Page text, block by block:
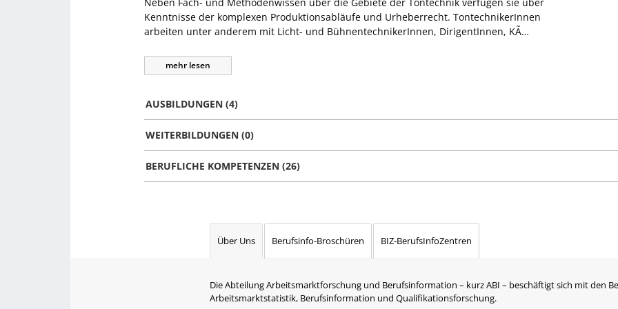
Kenntnisse der komplexen Produktionsabläufe und Urheberrecht. TontechnikerInnen
arbeiten unter anderem mit Licht- und BühnentechnikerInnen, DirigentInnen, KÃ…
mehr lesen
AUSBILDUNGEN (4)
WEITERBILDUNGEN (0)
BERUFLICHE KOMPETENZEN (26)
Über Uns Berufsinfo-Broschüren BIZ-BerufsInfoZentren
Die Abteilung Arbeitsmarktforschung und Berufsinformation – kurz ABI – beschäftigt sich mit den
Arbeitsmarktstatistik, Berufsinformation und Qualifikationsforschung.